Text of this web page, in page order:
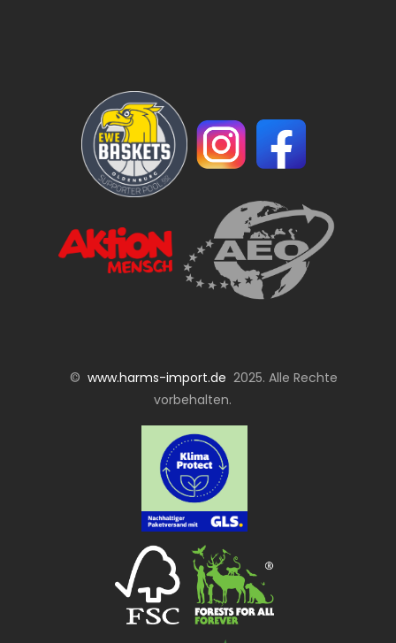
© www.harms-import.de 2025. Alle Rechte
vorbehalten.